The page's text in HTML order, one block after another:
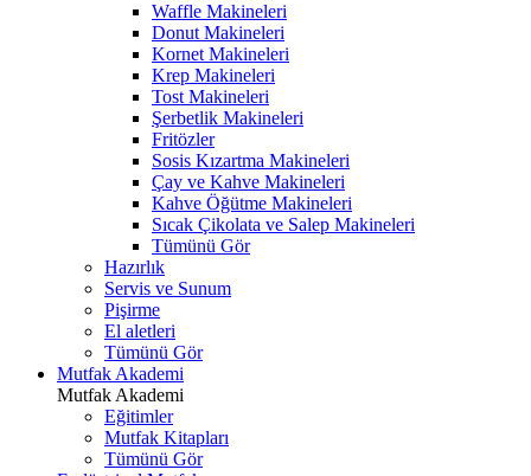
Waffle Makineleri
Donut Makineleri
Kornet Makineleri
Krep Makineleri
Tost Makineleri
Şerbetlik Makineleri
Fritözler
Sosis Kızartma Makineleri
Çay ve Kahve Makineleri
Kahve Öğütme Makineleri
Sıcak Çikolata ve Salep Makineleri
Tümünü Gör
Hazırlık
Servis ve Sunum
Pişirme
El aletleri
Tümünü Gör
Mutfak Akademi
Mutfak Akademi
Eğitimler
Mutfak Kitapları
Tümünü Gör